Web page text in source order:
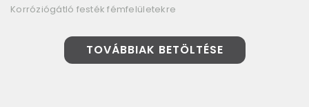
Korróziógátló festék fémfelületekre
TOVÁBBIAK BETÖLTÉSE